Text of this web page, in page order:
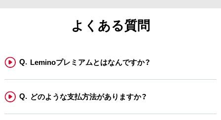
よくある質問
Leminoプレミアムとはなんですか？
どのような支払方法がありますか？